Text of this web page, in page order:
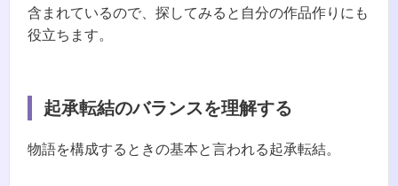
含まれているので、探してみると自分の作品作りにも
役立ちます。
起承転結のバランスを理解する
物語を構成するときの基本と言われる起承転結。